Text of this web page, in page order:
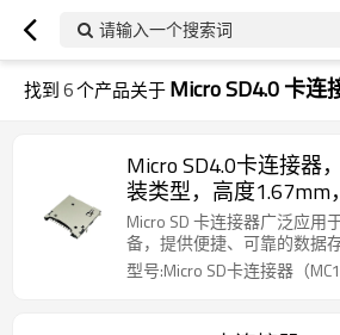
请输入一个搜索词
找到6个产品关于Micro SD4.0 卡连
Micro SD4.0卡连接器
装类型，高度1.67mm
Micro SD 卡连接器广泛应用
备，提供便捷、可靠的数据存
型号:Micro SD卡连接器（